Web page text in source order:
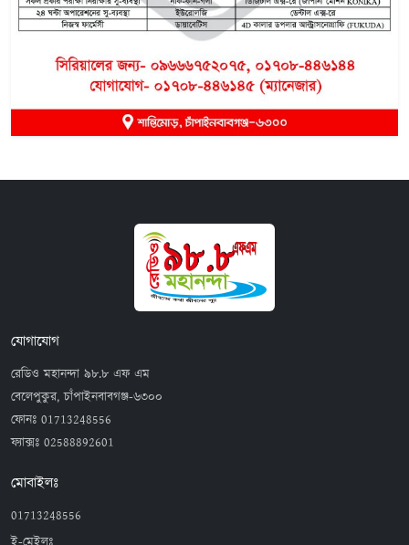
যোগাযোগ
রেডিও মহানন্দা ৯৮.৮ এফ এম
বেলেপুকুর, চাঁপাইনবাবগঞ্জ-৬৩০০
ফোনঃ 01713248556
ফ্যাক্সঃ 02588892601
মোবাইলঃ
01713248556